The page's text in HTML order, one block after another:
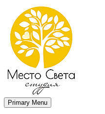
Место света. Свадебный
Свадебный фотограф в Орле
Primary Menu